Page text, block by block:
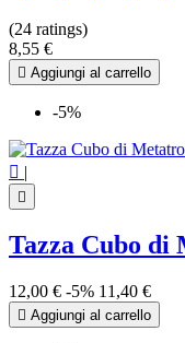
(24 ratings)
8,55 €
 Aggiungi al carrello
-5%
 |

Tazza Cubo di
12,00 € -5% 11,40 €
 Aggiungi al carrello